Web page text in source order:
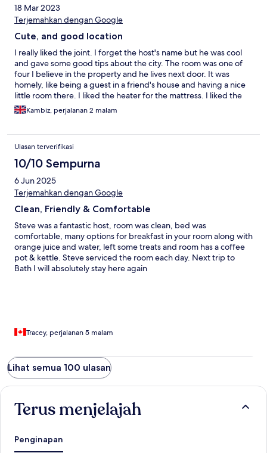
18 Mar 2023
Terjemahkan dengan Google
Cute, and good location
I really liked the joint. I forget the host's name but he was cool
and gave some good tips about the city. The room was one of
four I believe in the property and he lives next door. It was
homely, like being a guest in a friend's house and having a nice
little room there. I liked the heater for the mattress. I liked the
little odds and ends for breakfast. I liked the little extras that you
get with being in a room that's a guest house that you don't
the other side of the river and a bit south of the city centre.
About 10-12 minute walk. This meant it was far enough away
from the noise and in a quiet little street. It also had good access
to the south of the city past the river where there is a nice park
and some good cafes and restaurants. There's nothing to
complain about really, I recommend this place for anyone
really feel like a guest. Nice and comfy.
Kambiz, perjalanan 2 malam
Ulasan terverifikasi
10/10 Sempurna
6 Jun 2025
Terjemahkan dengan Google
Clean, Friendly & Comfortable
Steve was a fantastic host, room was clean, bed was
comfortable, many options for breakfast in your room along with
orange juice and water, left some treats and room has a coffee
pot & kettle. Steve serviced the room each day. Next trip to
Bath I will absolutely stay here again
Tracey, perjalanan 5 malam
Lihat semua 100 ulasan
Terus menjelajah
Penginapan